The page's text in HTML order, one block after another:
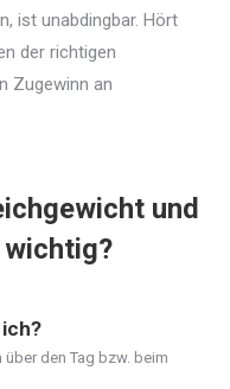
ist unabdingbar. Hört
der richtigen
Zugewinn an
und
den Tag bzw. beim